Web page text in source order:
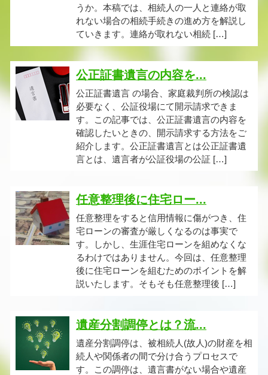
うか。本稿では、相続人の一人と連絡が取
れない場合の相続手続きの進め方を解説し
ていきます。連絡が取れない相続 […]
公正証書遺言の内容を...
公正証書遺言 の場合、家庭裁判所の検認は
必要なく、公証役場にて開示請求できま
す。この記事では、公正証書遺言の内容を
確認したいときの、開示請求する方法をご
紹介します。公正証書遺言とは公正証書遺
言とは、遺言者が公証役場の公証 […]
任意整理後に住宅ロー...
任意整理をすると信用情報に傷がつき、住
宅ローンの審査が厳しくなるのは事実で
す。しかし、生涯住宅ローンを組めなくな
るわけではありません。今回は、任意整理
後に住宅ローンを組むためのポイントを解
説いたします。そもそも任意整理後 […]
遺産分割調停とは？流...
遺産分割調停は、被相続人(故人)の財産を相
続人や関係者の間で分け合うプロセスで
す。この調停は、遺言書がない場合や遺産